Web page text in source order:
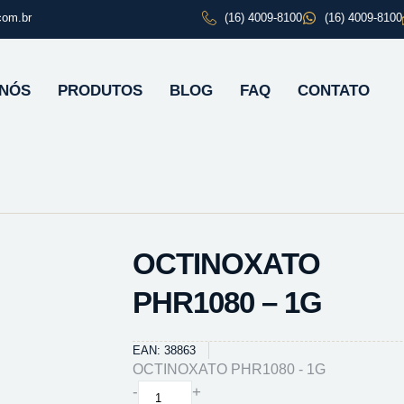
(16) 4009-8100 (16) 4009-8100
PRODUTOS BLOG FAQ CONTATO
OCTINOXATO
PHR1080 – 1G
EAN: 38863
OCTINOXATO PHR1080 - 1G
-
OCTINOXATO
+